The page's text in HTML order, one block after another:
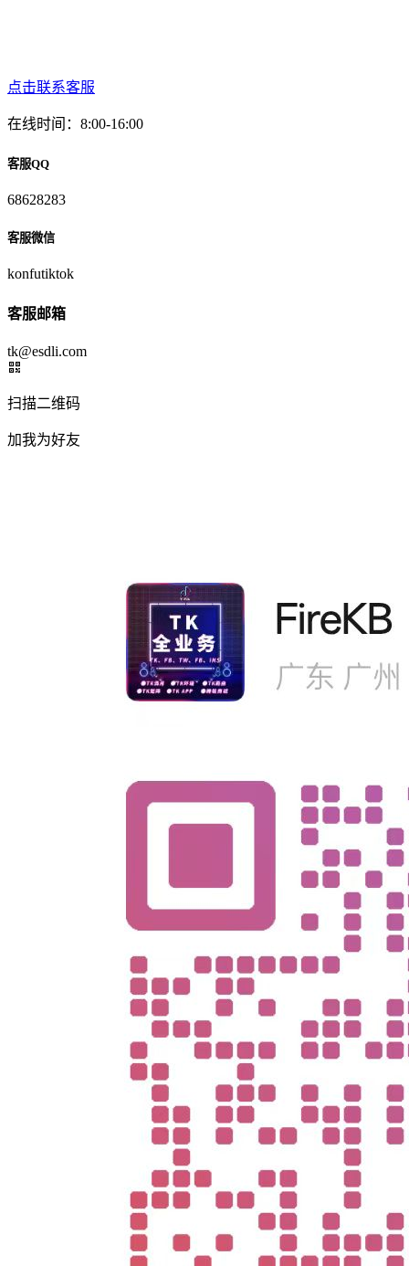
点击联系客服
在线时间：8:00-16:00
客服QQ
68628283
客服微信
konfutiktok
客服邮箱
tk@esdli.com
扫描二维码
加我为好友